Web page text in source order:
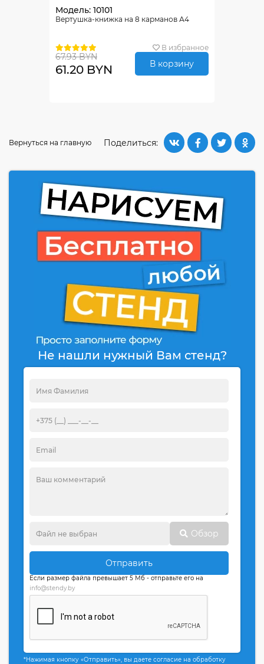
Модель: 10101
Вертушка-книжка на 8 карманов А4
В избранное
67.93 BYN
61.20 BYN В корзину
Поделиться:
Вернуться на главную
Не нашли нужный Вам стенд?
Обзор
Отправить
Если размер файла превышает 5 Мб - отправьте его на
info@stendy.by
*Нажимая кнопку «Отправить», вы даете согласие на обработку